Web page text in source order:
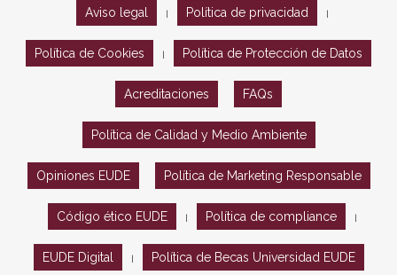
Aviso legal Política de privacidad
Política de Cookies Política de Protección de Datos
Acreditaciones FAQs
Política de Calidad y Medio Ambiente
Opiniones EUDE Política de Marketing Responsable
Código ético EUDE Política de compliance
EUDE Digital Política de Becas Universidad EUDE